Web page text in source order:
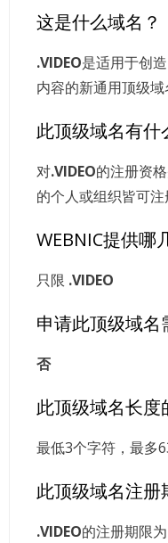
这是什么域名？
.VIDEO是适用于创
内容的新通用顶级域
此顶级域名有什
对.VIDEO的注册资
的个人或组织皆可注
WEBNIC提供哪
只限 .VIDEO
申请此顶级域名
否
此顶级域名长度
最低3个字符，最多
此顶级域名注册
.VIDEO的注册期限为